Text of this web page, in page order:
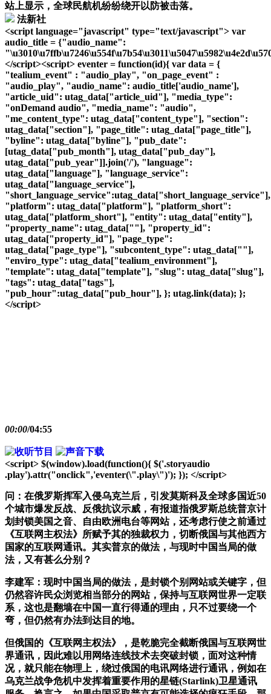
站上显示，全球民航机纷纷绕开以防被击落。
法新社
<script language="javascript" type="text/javascript"> var
audio_title = {"audio_name":
</script><script> eventer = function(id){ var data = {
"tealium_event" : "audio_play", "on_page_event" :
"audio_play", "audio_name": audio_title['audio_name'],
"article_uid": utag_data["article_uid"], "media_type":
"onDemand audio", "media_name": "audio",
"me_content_type": utag_data["content_type"], "section":
utag_data["section"], "page_title": utag_data["page_title"],
"byline": utag_data["byline"], "pub_date":
[utag_data["pub_month"], utag_data["pub_day"],
utag_data["pub_year"]].join('/'), "language":
utag_data["language"], "language_service":
utag_data["language_service"],
"short_language_service":utag_data["short_language_service"],
"platform": utag_data["platform"], "platform_short":
utag_data["platform_short"], "entity": utag_data["entity"],
"property_name": utag_data[""], "property_id":
utag_data["property_id"], "page_type":
utag_data["page_type"], "subcontent_type": utag_data[""],
"enviro_type": utag_data["tealium_environment"],
"template": utag_data["template"], "slug": utag_data["slug"],
"tags": utag_data["tags"],
"pub_hour":utag_data["pub_hour"], }; utag.link(data); };
</script>
00:00/04:55
<script> $(window).load(function(){ $('.storyaudio
.play').attr("onclick",'eventer(\".play\")'); }); </script>
问：在俄罗斯挥军入侵乌克兰后，引发莫斯科及全球多国近50
个城市爆发反战、反俄抗议示威，有报道指俄罗斯总统普京计
划封锁美国之音、自由欧洲电台等网站，还考虑行使之前通过
《互联网主权法》所赋予其的独裁权力，切断俄国与其他西方
国家的互联网通讯。其实普京的做法，与现时中国当局的做
法，又有甚么分别？
李建军：现时中国当局的做法，是封锁个别网站或关键字，但
仍然容许民众浏览相当部分的网站，保持与互联网世界一定联
系，这也是翻墙在中国一直行得通的理由，只不过要绕一个
弯，但仍然有办法到达目的地。
但俄国的《互联网主权法》，是乾脆完全截断俄国与互联网世
界通讯，因此难以用网络连线技术去突破封锁，面对这种情
况，就只能在物理上，绕过俄国的电讯网络进行通讯，例如在
乌克兰战争危机中发挥着重要作用的星链(Starlink)卫星通讯